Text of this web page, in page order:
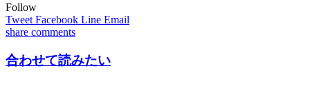
Follow
Tweet Facebook Line Email
share comments
合わせて読みたい